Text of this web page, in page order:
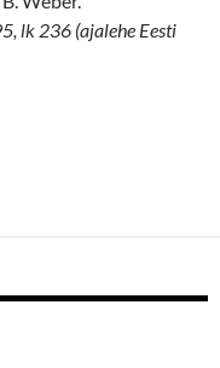
lk 236 (ajalehe Eesti